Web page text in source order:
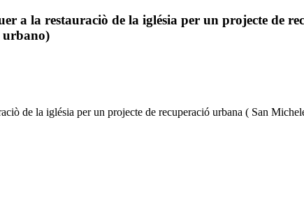
a la restauraciò de la iglésia per un projecte de
urbano)
de la iglésia per un projecte de recuperació urbana ( San